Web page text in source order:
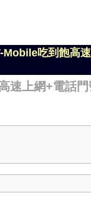
吃到飽高
速上網+電話